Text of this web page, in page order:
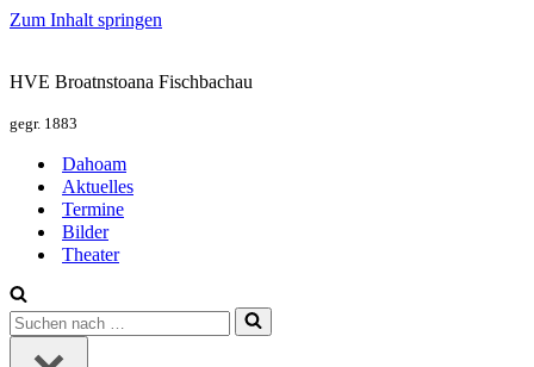
Zum Inhalt springen
HVE Broatnstoana Fischbachau
gegr. 1883
Dahoam
Aktuelles
Termine
Bilder
Theater
Suchen
nach …